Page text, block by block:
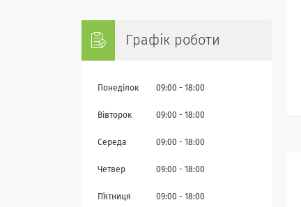
Графік роботи
Понеділок 09:00 18:00
Вівторок 09:00 18:00
Середа 09:00 18:00
Четвер 09:00 18:00
Пʼятниця 09:00 18:00